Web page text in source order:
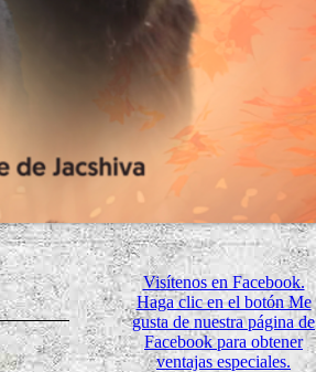
Visítenos en Facebook.
Haga clic en el botón Me
gusta de nuestra página de
Facebook para obtener
ventajas especiales.